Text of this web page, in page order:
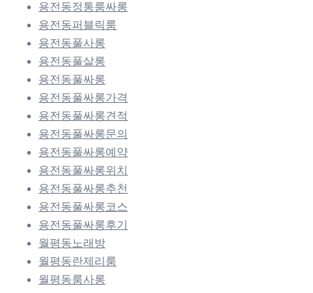
용전동정통룸싸롱
용전동퍼블릭룸
용전동풀사롱
용전동풀살롱
용전동풀싸롱
용전동풀싸롱가격
용전동풀싸롱견적
용전동풀싸롱문의
용전동풀싸롱예약
용전동풀싸롱위치
용전동풀싸롱추천
용전동풀싸롱코스
용전동풀싸롱후기
월평동노래방
월평동란제리룸
월평동룸사롱